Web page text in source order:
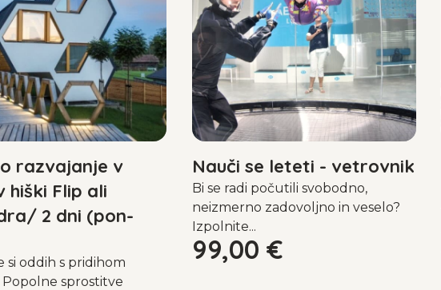
razvajanje v
hiški Flip ali
2 dni (pon-
si oddih s pridihom
sprostitve
Nauči se leteti - vetrovnik
Bi se radi počutili svobodno,
neizmerno zadovoljno in veselo?
Izpolnite...
99,00 €